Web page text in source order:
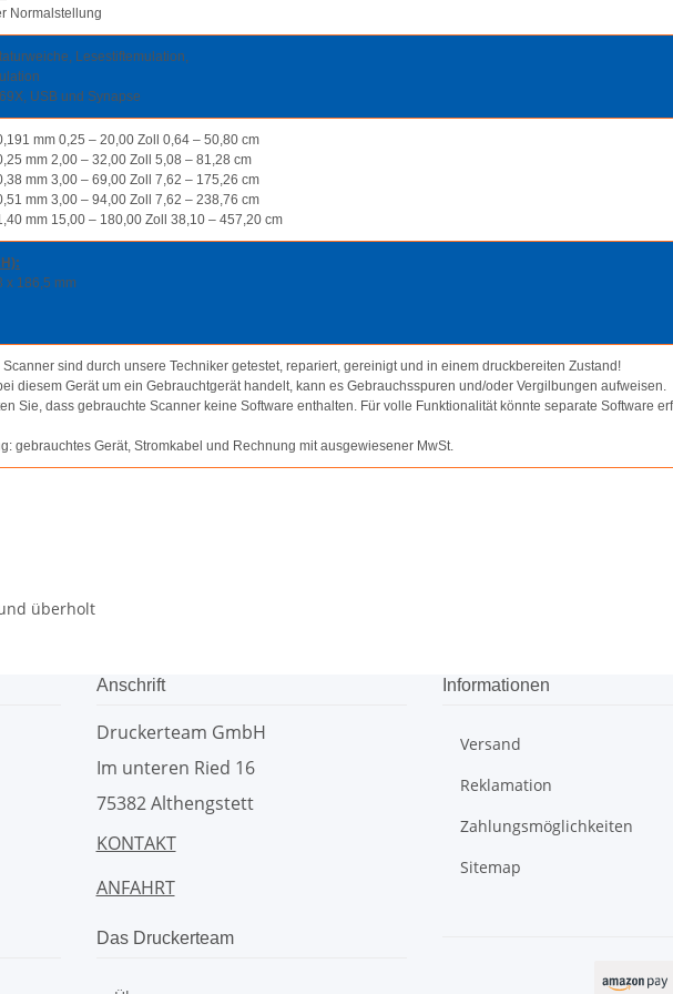
Normalstellung
Lesestiftemulation,
USB und Synapse
mm 0,25 – 20,00 Zoll 0,64 – 50,80 cm
mm 2,00 – 32,00 Zoll 5,08 – 81,28 cm
mm 3,00 – 69,00 Zoll 7,62 – 175,26 cm
mm 3,00 – 94,00 Zoll 7,62 – 238,76 cm
mm 15,00 – 180,00 Zoll 38,10 – 457,20 cm
x 186,5 mm
sind durch unsere Techniker getestet, repariert, gereinigt und in einem druckbereiten Zustand!
diesem Gerät um ein Gebrauchtgerät handelt, kann es Gebrauchsspuren und/oder Vergilbungen aufweisen.
Sie, dass gebrauchte Scanner keine Software enthalten. Für volle Funktionalität könnte separate Software
gebrauchtes Gerät, Stromkabel und Rechnung mit ausgewiesener MwSt.
überholt
Anschrift
Druckerteam GmbH
Im unteren Ried 16
75382 Althengstett
KONTAKT
ANFAHRT
Informationen
Versand
Reklamation
Zahlungsmöglichkeiten
Sitemap
Das Druckerteam